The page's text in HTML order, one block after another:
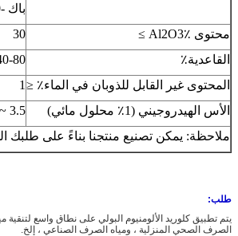
باك -09
محتوى Al2O3٪ ≥
30
القاعدية٪
80
المحتوى غير القابل للذوبان في الماء٪ ≤ 1
الأس الهيدروجيني (1٪ محلول مائي)
3.5 ~ 5.0
ملاحظة: يمكن تصنيع منتجنا بناءً على طلبك
طلب:
يتم تطبيق كلوريد الألومنيوم البولي على نطاق واسع لتنقية
الصرف الصحي المنزلية ، ومياه الصرف الصناعي ، إلخ.